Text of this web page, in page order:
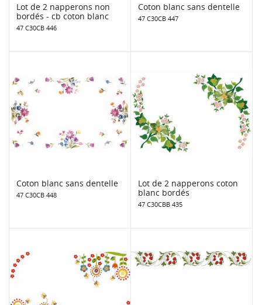
Lot de 2 napperons non
bordés - cb coton blanc
47 C30CB 446
Coton blanc sans dentelle
47 C30CB 447
Coton blanc sans dentelle
47 C30CB 448
Lot de 2 napperons coton
blanc bordés
47 C30CBB 435